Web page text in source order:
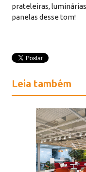
prateleiras,
panelas desse tom!
Leia também